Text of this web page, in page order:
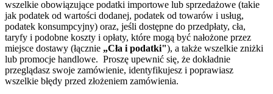
wszelkie obowiązujące podatki importowe lub sprzedażowe (takie
jak podatek od wartości dodanej, podatek od towarów i usług,
podatek konsumpcyjny) oraz, jeśli dostępne do przedpłaty, cła,
taryfy i podobne koszty i opłaty, które mogą być nałożone przez
miejsce dostawy (łącznie „Cła i podatki"), a także wszelkie zniżki
lub promocje handlowe. Proszę upewnić się, że dokładnie
przeglądasz swoje zamówienie, identyfikujesz i poprawiasz
wszelkie błędy przed złożeniem zamówienia.